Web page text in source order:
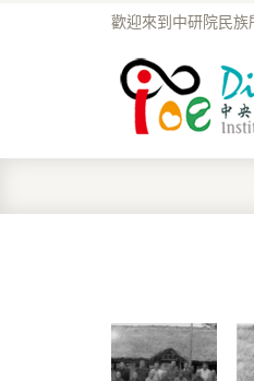
歡迎來到中研院民族